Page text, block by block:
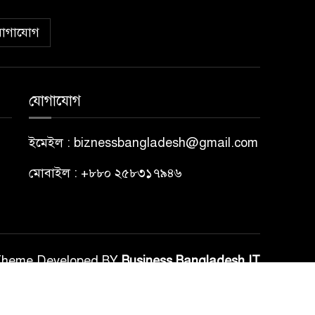
যোগাযোগ
ইমেইল : biznessbangladesh@gmail.com
মোবাইল : +৮৮০ ২৫৮৩১৭৯৪৬
Developed BYBusiness Bangladesh IT